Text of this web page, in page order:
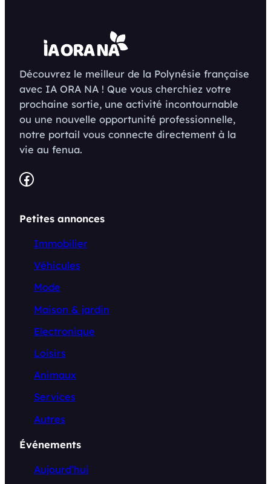
Découvrez le meilleur de la Polynésie française
avec IA ORA NA ! Que vous cherchiez votre
prochaine sortie, une activité incontournable
ou une nouvelle opportunité professionnelle,
notre portail vous connecte directement à la
vie au fenua.
Facebook
Petites annonces
Immobilier
Véhicules
Mode
Maison & jardin
Electronique
Loisirs
Animaux
Services
Autres
Événements
Aujourd’hui